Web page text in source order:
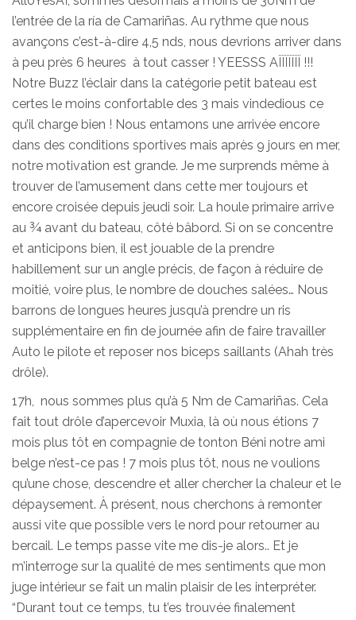
l’entrée de la ría de Camariñas. Au rythme que nous
avançons c’est-à-dire 4,5 nds, nous devrions arriver dans
à peu près 6 heures à tout casser ! YEESSS AÏÏÏÏÏÏÏ !!!
Notre Buzz l’éclair dans la catégorie petit bateau est
certes le moins confortable des 3 mais vindedious ce
qu’il charge bien ! Nous entamons une arrivée encore
dans des conditions sportives mais après 9 jours en mer,
notre motivation est grande. Je me surprends même à
trouver de l’amusement dans cette mer toujours et
encore croisée depuis jeudi soir. La houle primaire arrive
au ¾ avant du bateau, côté bâbord. Si on se concentre
et anticipons bien, il est jouable de la prendre
habillement sur un angle précis, de façon à réduire de
moitié, voire plus, le nombre de douches salées… Nous
barrons de longues heures jusqu’à prendre un ris
supplémentaire en fin de journée afin de faire travailler
Auto le pilote et reposer nos biceps saillants (Ahah très
drôle).
17h, nous sommes plus qu’à 5 Nm de Camariñas. Cela
fait tout drôle d’apercevoir Muxia, là où nous étions 7
mois plus tôt en compagnie de tonton Béni notre ami
belge n’est-ce pas ! 7 mois plus tôt, nous ne voulions
qu’une chose, descendre et aller chercher la chaleur et le
dépaysement. À présent, nous cherchons à remonter
aussi vite que possible vers le nord pour retourner au
bercail. Le temps passe vite me dis-je alors.. Et je
m’interroge sur la qualité de mes sentiments que mon
juge intérieur se fait un malin plaisir de les interpréter.
“Durant tout ce temps, tu t’es trouvée finalement